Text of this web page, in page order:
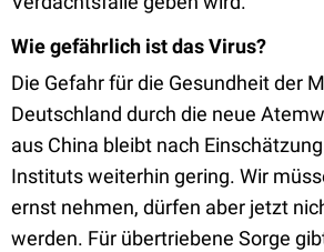
Wie gefährlich ist das Virus?
Die Gefahr für die Gesundheit der
Deutschland durch die neue
aus China bleibt nach
Instituts weiterhin gering. Wir
ernst nehmen, dürfen aber jetzt
werden. Für übertriebene Sorge